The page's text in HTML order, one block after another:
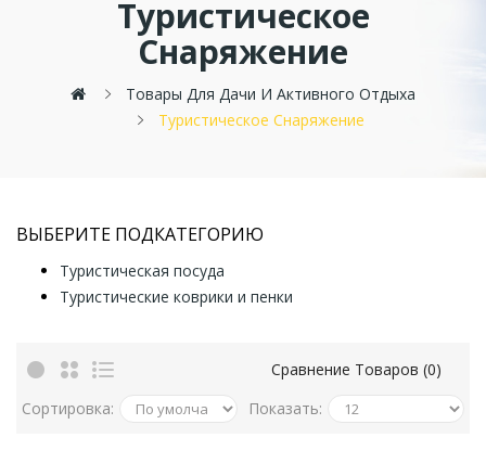
Туристическое
Снаряжение
Товары Для Дачи И Активного Отдыха
Туристическое Снаряжение
ВЫБЕРИТЕ ПОДКАТЕГОРИЮ
Туристическая посуда
Туристические коврики и пенки
Сравнение Товаров (0)
Сортировка:
Показать: